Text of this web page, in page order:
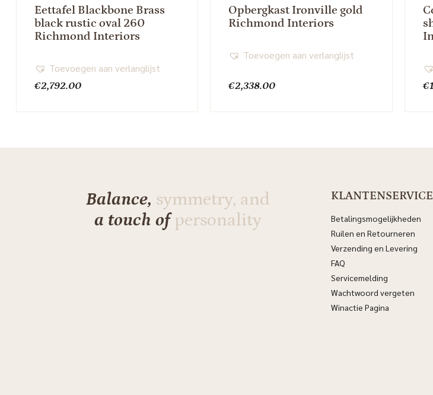
Eettafel Blackbone Brass
black rustic oval 260
Richmond Interiors
€2,792.00
Toevoegen aan verlanglijst
Opbergkast Ironville gold
Richmond Interiors
€2,338.00
Toevoegen aan verlanglijst
€
Balance, symmetry, and
a touch ofpersonality
KLANTENSERVICE
Betalingsmogelijkheden
Ruilen en Retourneren
Verzending en Levering
FAQ
Servicemelding
Wachtwoord vergeten
Winactie Pagina